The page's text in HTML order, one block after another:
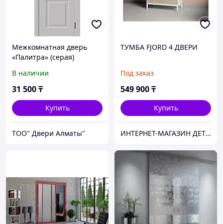
Межкомнатная дверь
«Палитра» (серая)
В наличии
31 500₸
Купить
ТОО" Двери Алматы"
ТУМБА FJORD 4 ДВЕРИ
Под заказ
549 900₸
Купить
ИНТЕРНЕТ-МАГАЗИН ДЕТСКОЙ МЕБЕЛИ "BABYGOOD"